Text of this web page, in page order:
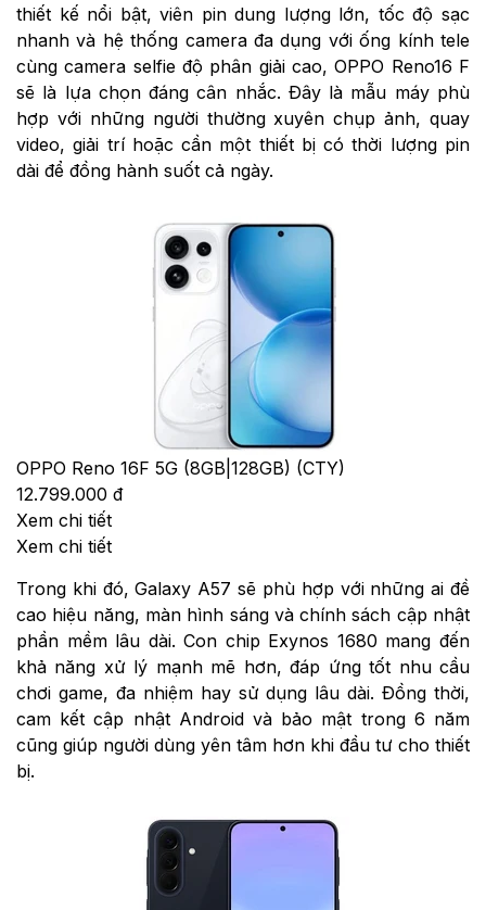
thiết kế nổi bật, viên pin dung lượng lớn, tốc độ sạc
nhanh và hệ thống camera đa dụng với ống kính tele
cùng camera selfie độ phân giải cao, OPPO Reno16 F
sẽ là lựa chọn đáng cân nhắc. Đây là mẫu máy phù
hợp với những người thường xuyên chụp ảnh, quay
video, giải trí hoặc cần một thiết bị có thời lượng pin
dài để đồng hành suốt cả ngày.
OPPO Reno 16F 5G (8GB|128GB) (CTY)
12.799.000 đ
Xem chi tiết
Xem chi tiết
Trong khi đó, Galaxy A57 sẽ phù hợp với những ai đề
cao hiệu năng, màn hình sáng và chính sách cập nhật
phần mềm lâu dài. Con chip Exynos 1680 mang đến
khả năng xử lý mạnh mẽ hơn, đáp ứng tốt nhu cầu
chơi game, đa nhiệm hay sử dụng lâu dài. Đồng thời,
cam kết cập nhật Android và bảo mật trong 6 năm
cũng giúp người dùng yên tâm hơn khi đầu tư cho thiết
bị.